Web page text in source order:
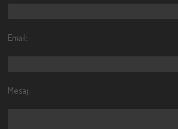
Email:
Mesaj: